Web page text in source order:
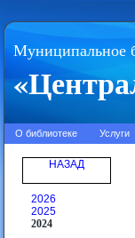
Муниципальное
О библиотеке Услуги
НАЗАД
2026
2025
2024